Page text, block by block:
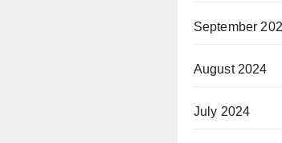
September
August 2024
July 2024